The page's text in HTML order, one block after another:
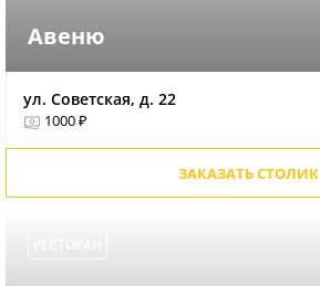
Авеню
ул. Советская, д. 22
1000 ₽
ЗАКАЗАТЬ СТОЛИК